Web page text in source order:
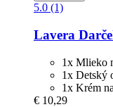
5.0 (1)
Lavera
1x Mlieko
1x Detský
1x Krém
€ 10,29